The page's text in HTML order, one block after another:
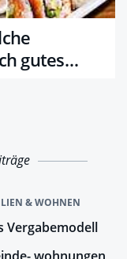
gutes
& WOHNEN
Vergabemodell